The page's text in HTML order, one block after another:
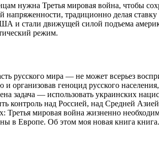
нужна Третья мировая война, чтобы
традиционно делая
и стали движущей силой подъема
режим.
русского мира — не может всерьез
организовав геноцид русского
— использовать украинских
контроль над Россией, над Средней
Третья мировая война жизненно
в Европе. Об этом моя новая книга